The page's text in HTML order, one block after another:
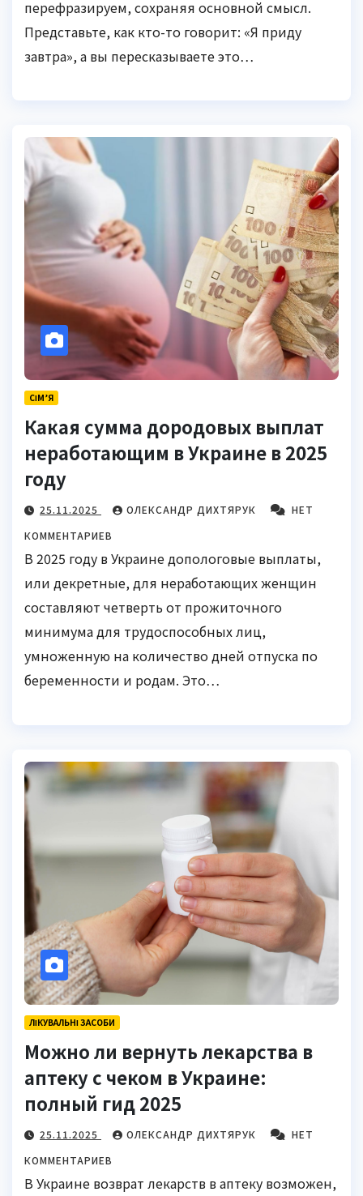
перефразируем, сохраняя основной смысл.
Представьте, как кто-то говорит: «Я приду
завтра», а вы пересказываете это…
СІМ’Я
Какая сумма дородовых выплат
неработающим в Украине в 2025
году
25.11.2025 ОЛЕКСАНДР ДИХТЯРУК
НЕТ
КОММЕНТАРИЕВ
В 2025 году в Украине допологовые выплаты,
или декретные, для неработающих женщин
составляют четверть от прожиточного
минимума для трудоспособных лиц,
умноженную на количество дней отпуска по
беременности и родам. Это…
ЛІКУВАЛЬНІ ЗАСОБИ
Можно ли вернуть лекарства в
аптеку с чеком в Украине:
полный гид 2025
25.11.2025 ОЛЕКСАНДР ДИХТЯРУК
НЕТ
КОММЕНТАРИЕВ
В Украине возврат лекарств в аптеку возможен,